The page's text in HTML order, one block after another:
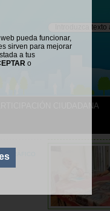
pueda funcionar,
sirven para mejorar
a tus
o
CIUDADANA